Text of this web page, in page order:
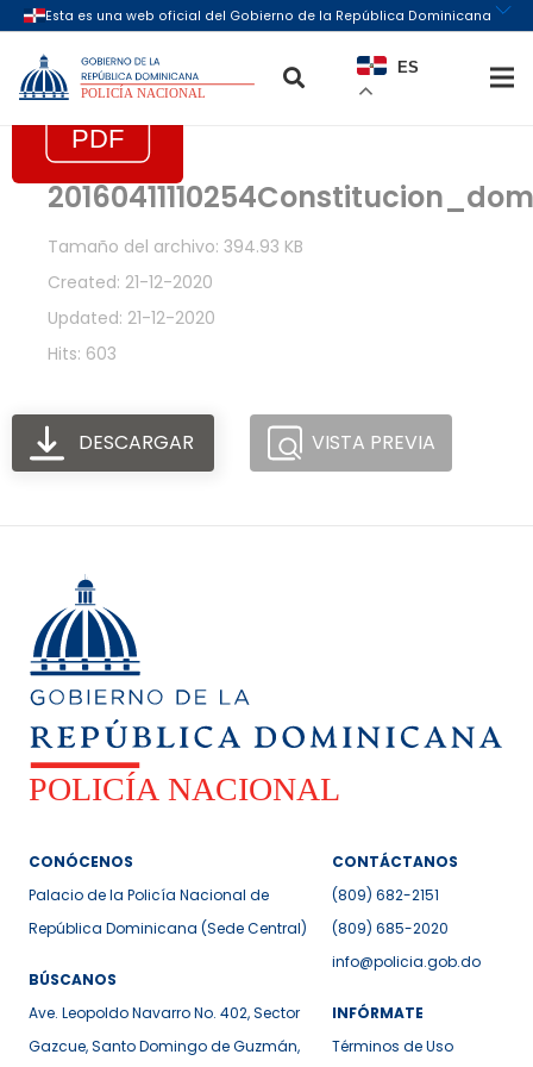
ES
Tamaño del archivo: 394.93 KB
Created: 21-12-2020
Updated: 21-12-2020
Hits: 603
DESCARGAR VISTA PREVIA
CONÓCENOS
Palacio de la Policía Nacional de
República Dominicana (Sede Central)
BÚSCANOS
Ave. Leopoldo Navarro No. 402, Sector
Gazcue, Santo Domingo de Guzmán,
CONTÁCTANOS
(809) 682-2151
(809) 685-2020
info@policia.gob.do
INFÓRMATE
Términos de Uso